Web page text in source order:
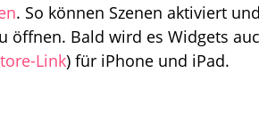
. So können Szenen aktiviert
öffnen. Bald wird es Widgets
Link) für iPhone und iPad.